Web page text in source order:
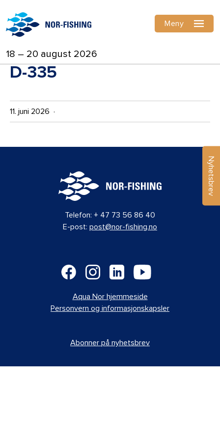
18 – 20 august 2026
Meny
D-335
11. juni 2026 ·
Nyhetsbrev
Telefon: + 47 73 56 86 40
E-post: post@nor-fishing.no
Aqua Nor hjemmeside
Personvern og informasjonskapsler
Abonner på nyhetsbrev